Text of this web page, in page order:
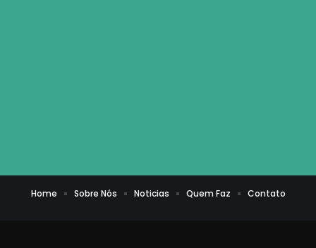
Home Sobre Nós Noticias Quem Faz Contato